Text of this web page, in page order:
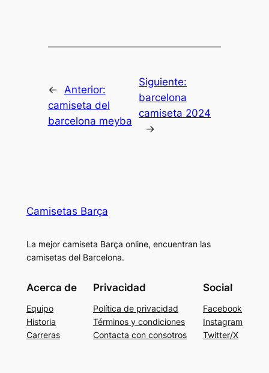
← Anterior:
camiseta del
barcelona meyba
Siguiente:
barcelona
camiseta 2024
→
Camisetas Barça
La mejor camiseta Barça online, encuentran las
camisetas del Barcelona.
Acerca de
Equipo
Historia
Carreras
Privacidad
Política de privacidad
Términos y condiciones
Contacta con consotros
Social
Facebook
Instagram
Twitter/X